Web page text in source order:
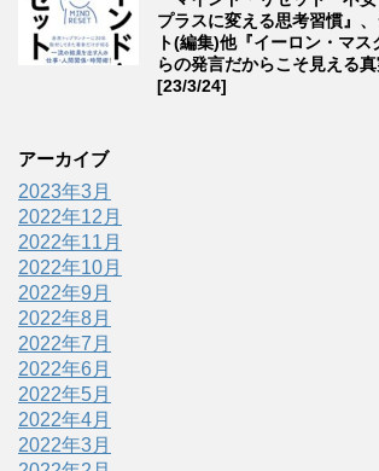
プラスに変える思考習慣』
ト(編集)他『イーロン・マ
らの発言だからこそ見える
[23/3/24]
アーカイブ
2023年3月
2022年12月
2022年11月
2022年10月
2022年9月
2022年8月
2022年7月
2022年6月
2022年5月
2022年4月
2022年3月